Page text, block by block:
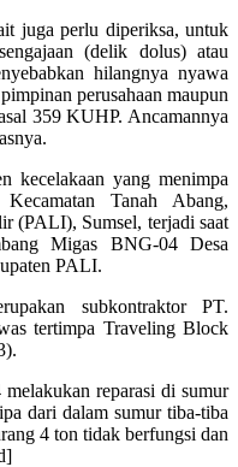
juga perlu diperiksa, untuk
(delik dolus) atau
hilangnya nyawa
perusahaan maupun
359 KUHP. Ancamannya
kecelakaan yang menimpa
Tanah Abang,
(PALI), Sumsel, terjadi saat
Migas BNG-04 Desa
PALI.
subkontraktor PT.
tertimpa Traveling Block
reparasi di sumur
dari dalam sumur tiba-tiba
4 ton tidak berfungsi dan